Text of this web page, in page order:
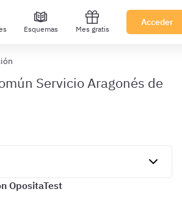
Esquemas Mes gratis
Acceder
Servicio Aragonés de